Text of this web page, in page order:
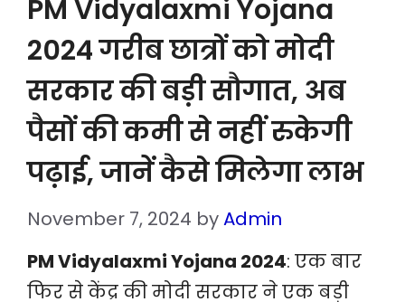
PM Vidyalaxmi Yojana
2024 गरीब छात्रों को मोदी
सरकार की बड़ी सौगात, अब
पैसों की कमी से नहीं रुकेगी
पढ़ाई, जानें कैसे मिलेगा लाभ
November 7, 2024 byAdmin
PM Vidyalaxmi Yojana 2024: एक बार
फिर से केंद्र की मोदी सरकार ने एक बड़ी